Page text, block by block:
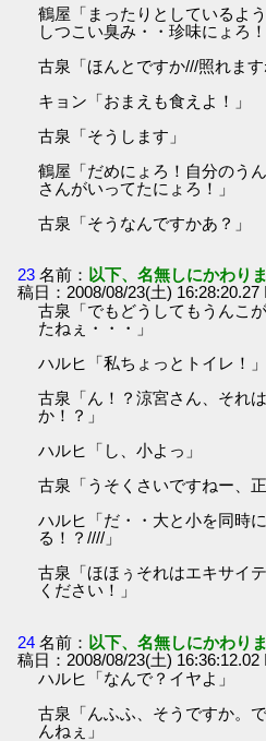
鶴屋「まったりとしているよ
しつこい臭み・・珍味にょろ！
古泉「ほんとですか///照れます
キョン「おまえも食えよ！」
古泉「そうします」
鶴屋「だめにょろ！自分のう
さんがいってたにょろ！」
古泉「そうなんですかあ？」
23 名前： 以下、名無しにかわり
稿日：2008/08/23(土)
古泉「でもどうしてもうんこ
たねぇ・・・」
ハルヒ「私ちょっとトイレ！」
古泉「ん！？涼宮さん、それ
か！？」
ハルヒ「し、小よっ」
古泉「うそくさいですねー、
ハルヒ「だ・・大と小を同時
る！？////」
古泉「ほほぅそれはエキサイ
ください！」
24 名前： 以下、名無しにかわり
稿日：2008/08/23(土)
ハルヒ「なんで？イヤよ」
古泉「んふふ、そうですか。
んねぇ」